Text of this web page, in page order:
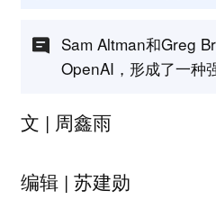
Sam Altman和Greg
OpenAI，形成了一种
文 | 周鑫雨
编辑 | 苏建勋